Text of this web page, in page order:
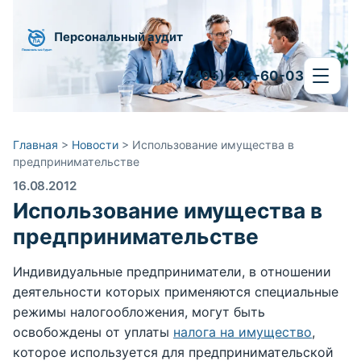
Персональный аудит
+7 (495) 287-60-03
Главная > Новости > Использование имущества в
предпринимательстве
16.08.2012
Использование имущества в
предпринимательстве
Индивидуальные предприниматели, в отношении
деятельности которых применяются специальные
режимы налогообложения, могут быть
освобождены от уплаты налога на имущество,
которое используется для предпринимательской